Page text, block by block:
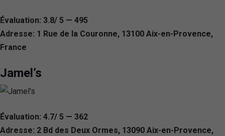
Évaluation: 3.8/ 5 — 495
Adresse: 1 Rue de la Couronne, 13100 Aix-en-Provence,
France
Jamel’s
Évaluation: 4.7/ 5 — 362
Adresse: 2 Bd des Deux Ormes, 13090 Aix-en-Provence,